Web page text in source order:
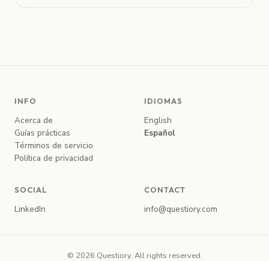
INFO
Acerca de
Guías prácticas
Términos de servicio
Política de privacidad
IDIOMAS
English
Español
SOCIAL
LinkedIn
CONTACT
info@questiory.com
© 2026 Questiory. All rights reserved.